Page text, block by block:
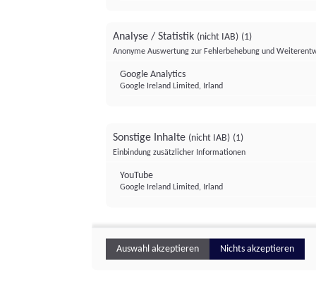
Analyse / Statistik (nicht IAB) (1)
Anonyme Auswertung zur Fehlerbehebung und
Google Analytics
Google Ireland Limited, Irland
Sonstige Inhalte (nicht IAB) (1)
Einbindung zusätzlicher Informationen
YouTube
Google Ireland Limited, Irland
Auswahl akzeptieren Nichts akzeptieren